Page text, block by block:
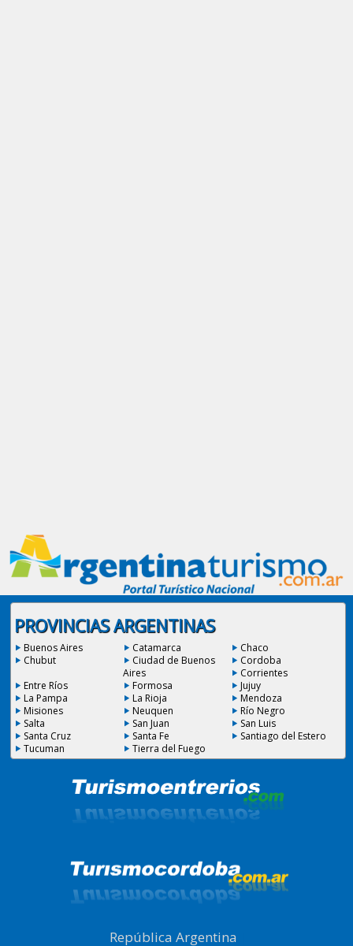
PROVINCIAS ARGENTINAS
Buenos Aires Catamarca
Chaco
Chubut
Ciudad de Buenos
Aires
Cordoba
Corrientes
Entre Ríos
Formosa
Jujuy
La Pampa
La Rioja
Mendoza
Misiones
Neuquen
Río Negro
Salta
San Juan
San Luis
Santa Cruz
Santa Fe
Santiago del Estero
Tucuman
Tierra del Fuego
República Argentina